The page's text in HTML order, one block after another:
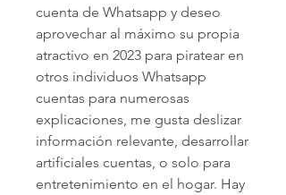
cuenta de Whatsapp y deseo
aprovechar al máximo su propia
atractivo en 2023 para piratear en
otros individuos Whatsapp
cuentas para numerosas
explicaciones, me gusta deslizar
información relevante, desarrollar
artificiales cuentas, o solo para
entretenimiento en el hogar. Hay